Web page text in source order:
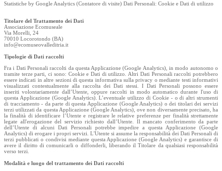
Statistiche by Google Analytics (Contatore di visite) Dati Personali: Cookie e Dati di utilizzo
Titolare del Trattamento dei Dati
Associazione Ecomuseale
Via Morelli, 24
70010 Locorotondo (BA)
info@ecomuseovalleditria.it
Tipologie di Dati raccolti
Fra i Dati Personali raccolti da questa Applicazione (Google Analytics), in modo autonomo o
tramite terze parti, ci sono: Cookie e Dati di utilizzo. Altri Dati Personali raccolti potrebbero
essere indicati in altre sezioni di questa informativa sulla privacy o mediante testi informativi
visualizzati contestualmente alla raccolta dei Dati stessi. I Dati Personali possono essere
inseriti volontariamente dall’Utente, oppure raccolti in modo automatico durante l'uso di
questa Applicazione (Google Analytics). L’eventuale utilizzo di Cookie - o di altri strumenti
di tracciamento - da parte di questa Applicazione (Google Analytics) o dei titolari dei servizi
terzi utilizzati da questa Applicazione (Google Analytics), ove non diversamente precisato, ha
la finalità di identificare l’Utente e registrare le relative preferenze per finalità strettamente
legate all'erogazione del servizio richiesto dall’Utente. Il mancato conferimento da parte
dell’Utente di alcuni Dati Personali potrebbe impedire a questa Applicazione (Google
Analytics) di erogare i propri servizi. L'Utente si assume la responsabilità dei Dati Personali di
terzi pubblicati o condivisi mediante questa Applicazione (Google Analytics) e garantisce di
avere il diritto di comunicarli o diffonderli, liberando il Titolare da qualsiasi responsabilità
verso terzi.
Modalità e luogo del trattamento dei Dati raccolti